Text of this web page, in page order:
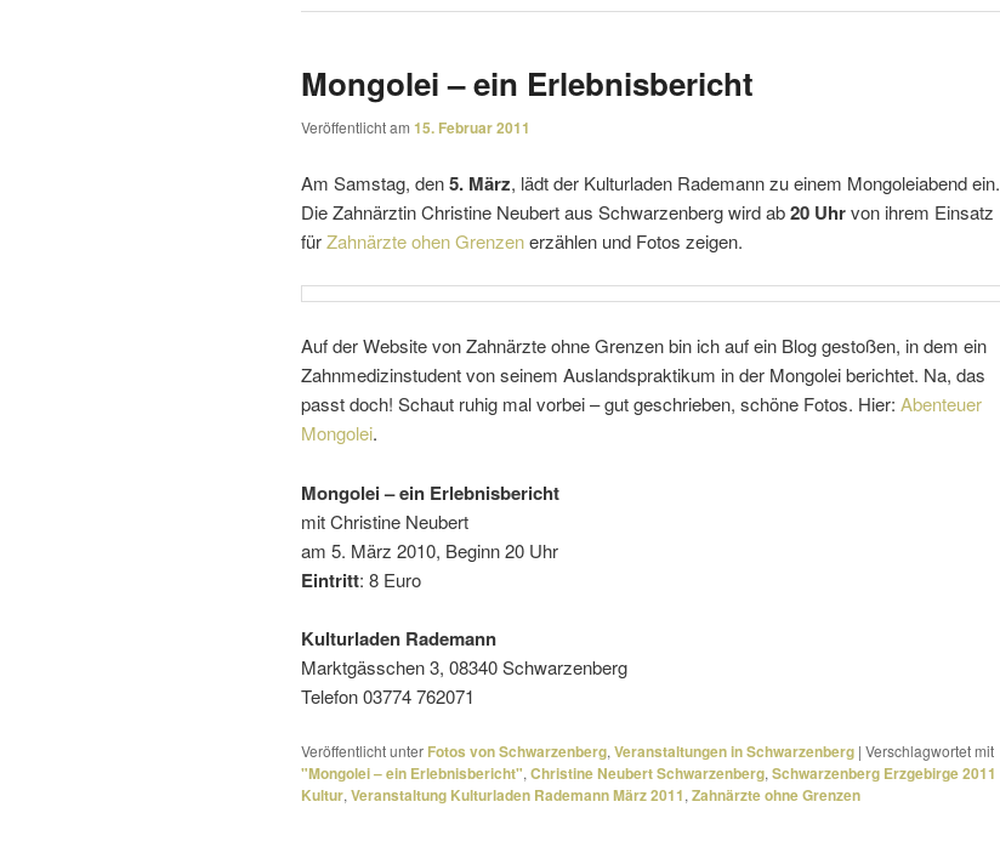
Mongolei – ein Erlebnisbericht
Veröffentlicht am 15. Februar 2011
Am Samstag, den5. März, lädt der Kulturladen Rademann zu einem Mongoleiabend ein.
Die Zahnärztin Christine Neubert aus Schwarzenberg wird ab20 Uhrvon ihrem Einsatz
fürZahnärzte ohen Grenzenerzählen und Fotos zeigen.
Auf der Website von Zahnärzte ohne Grenzen bin ich auf ein Blog gestoßen, in dem ein
Zahnmedizinstudent von seinem Auslandspraktikum in der Mongolei berichtet. Na, das
passt doch! Schaut ruhig mal vorbei – gut geschrieben, schöne Fotos. Hier: Abenteuer
Mongolei.
Mongolei – ein Erlebnisbericht
mit Christine Neubert
am 5. März 2010, Beginn 20 Uhr
Eintritt: 8 Euro
Kulturladen Rademann
Marktgässchen 3, 08340 Schwarzenberg
Telefon 03774 762071
Veröffentlicht unter Fotos von Schwarzenberg, Veranstaltungen in Schwarzenberg | Verschlagwortet mit
"Mongolei – ein Erlebnisbericht", Christine Neubert Schwarzenberg, Schwarzenberg Erzgebirge 2011
Kultur, Veranstaltung Kulturladen Rademann März 2011, Zahnärzte ohne Grenzen